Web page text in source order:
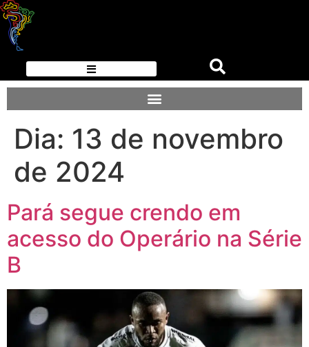
Dia: 13 de novembro
de 2024
Pará segue crendo em
acesso do Operário na Série
B